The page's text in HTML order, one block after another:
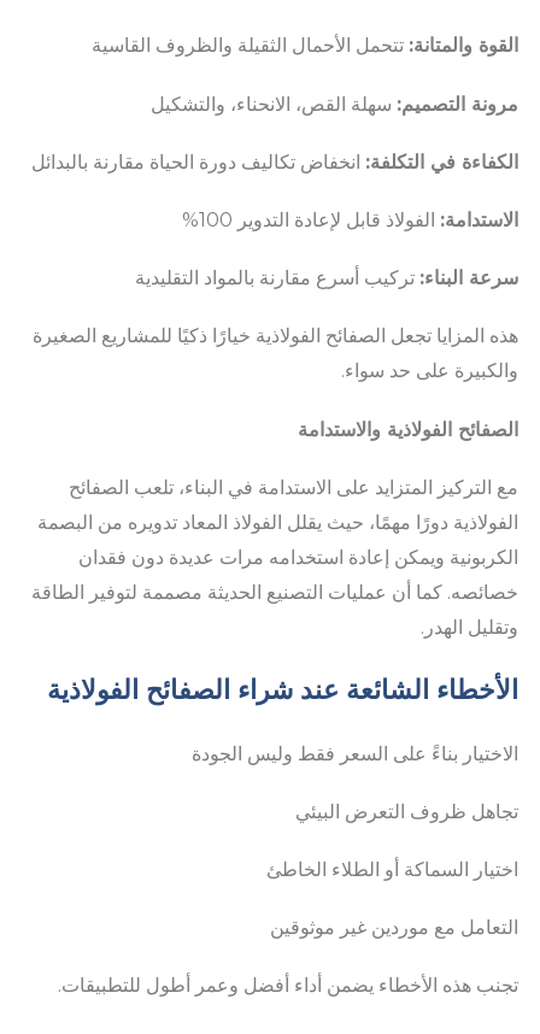
القوة والمتانة: تتحمل الأحمال الثقيلة والظروف القاسية
مرونة التصميم: سهلة القص، الانحناء، والتشكيل
الكفاءة في التكلفة: انخفاض تكاليف دورة الحياة مقارنة بالبدائل
الاستدامة: الفولاذ قابل لإعادة التدوير 100%
سرعة البناء: تركيب أسرع مقارنة بالمواد التقليدية
هذه المزايا تجعل الصفائح الفولاذية خيارًا ذكيًا للمشاريع الصغيرة
والكبيرة على حد سواء.
الصفائح الفولاذية والاستدامة
مع التركيز المتزايد على الاستدامة في البناء، تلعب الصفائح
الفولاذية دورًا مهمًا، حيث يقلل الفولاذ المعاد تدويره من البصمة
الكربونية ويمكن إعادة استخدامه مرات عديدة دون فقدان
خصائصه. كما أن عمليات التصنيع الحديثة مصممة لتوفير الطاقة
وتقليل الهدر.
الأخطاء الشائعة عند شراء الصفائح الفولاذية
الاختيار بناءً على السعر فقط وليس الجودة
تجاهل ظروف التعرض البيئي
اختيار السماكة أو الطلاء الخاطئ
التعامل مع موردين غير موثوقين
تجنب هذه الأخطاء يضمن أداء أفضل وعمر أطول للتطبيقات.